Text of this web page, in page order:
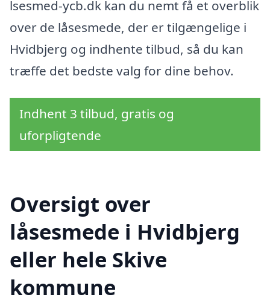
lsesmed-ycb.dk kan du nemt få et overblik
over de låsesmede, der er tilgængelige i
Hvidbjerg og indhente tilbud, så du kan
træffe det bedste valg for dine behov.
Indhent 3 tilbud, gratis og
uforpligtende
Oversigt over
låsesmede i Hvidbjerg
eller hele Skive
kommune